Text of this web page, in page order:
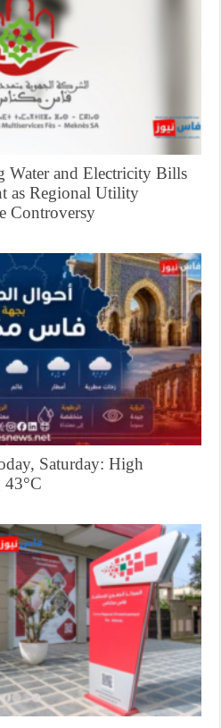
Water and Electricity Bills
as Regional Utility
Controversy
Saturday: High
43°C